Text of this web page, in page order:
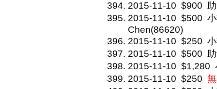
2015-11-10 $900
2015-11-10 $500
Chen(86620)
2015-11-10 $250
2015-11-10 $500
2015-11-10 $1,280
2015-11-10 $250